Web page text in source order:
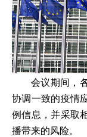
会议期间，
协调一致的疫情
例信息，并采取
播带来的风险。